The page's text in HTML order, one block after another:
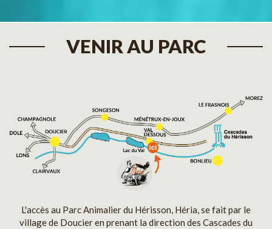
VENIR AU PARC
L'accès au Parc Animalier du Hérisson, Héria, se fait par le
village de Doucier en prenant la direction des Cascades du